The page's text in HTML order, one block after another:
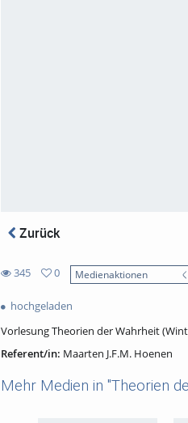
Zurück
345
views
0
favorites
Medienaktionen
hochgeladen
Vorlesung Theorien der Wahrheit
Referent/in: Maarten J.F.M. Hoenen
Mehr Medien in "Theorien